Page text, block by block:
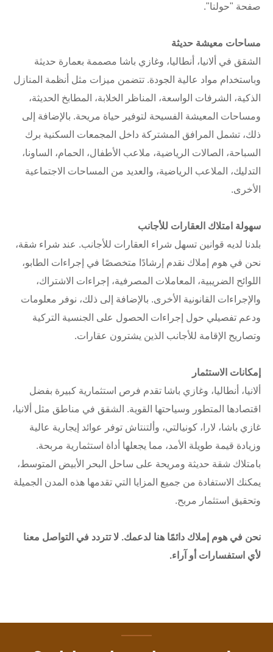
صفحة "حولنا".
مساحات معيشة حديثة
الشقق في ألانيا، أنطاليا، وغازي باشا مصممة بعمارة حديثة
وباستخدام مواد عالية الجودة. تتضمن ميزات مثل أنظمة المنازل
الذكية، الشرفات الواسعة، المناظر الخلابة، المطابخ الحديثة،
ومساحات المعيشة الفسيحة لتوفير حياة مريحة. بالإضافة إلى
ذلك، تشمل المرافق المشتركة داخل المجمعات السكنية برك
السباحة، الصالات الرياضية، ملاعب الأطفال، الحمام، الساونا،
التدليك، الملاعب الرياضية، والعديد من المساحات الاجتماعية
الأخرى.
سهولة امتلاك العقارات للأجانب
بلدنا لديه قوانين تسهل شراء العقارات للأجانب. عند شراء شقة،
نحن في هوم إملاك نقدم إرشادًا متخصصًا في إجراءات الطابو،
اللوائح الضريبية، المعاملات المصرفية، إجراءات الاشتراك،
والإجراءات القانونية الأخرى. بالإضافة إلى ذلك، نوفر معلومات
ودعم تفصيلي حول إجراءات الحصول على الجنسية التركية
وتصاريح الإقامة للأجانب الذين يشترون عقارات.
إمكانات الاستثمار
ألانيا، أنطاليا، وغازي باشا تقدم فرص استثمارية كبيرة بفضل
اقتصادها المتطور وسياحتها القوية. الشقق في مناطق مثل ألانيا،
غازي باشا، لارا، كونيالتي، وألتنتاش توفر عوائد إيجارية عالية
وزيادة قيمة طويلة الأمد، مما يجعلها أداة استثمارية مربحة.
بامتلاك شقة حديثة ومريحة على ساحل البحر الأبيض المتوسط،
يمكنك الاستفادة من جميع المزايا التي تقدمها هذه المدن الجميلة
وتحقيق استثمار مربح.
نحن في هوم إملاك دائمًا هنا لدعمك. لا تتردد في التواصل معنا
لأي استفسارات أو آراء.